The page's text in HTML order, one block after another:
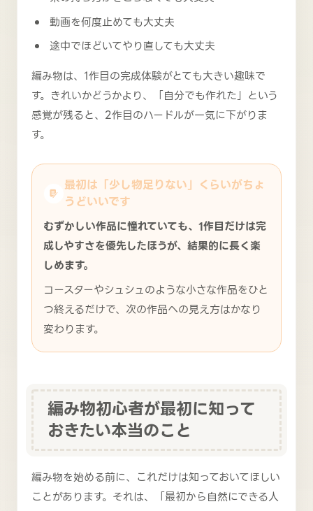
動画を何度止めても大丈夫
途中でほどいてやり直しても大丈夫
編み物は、1作目の完成体験がとても大きい趣味で
す。きれいかどうかより、「自分でも作れた」という
感覚が残ると、2作目のハードルが一気に下がりま
す。
最初は「少し物足りない」くらいがちょ
うどいいです
むずかしい作品に憧れていても、1作目だけは完
成しやすさを優先したほうが、結果的に長く楽
しめます。
コースターやシュシュのような小さな作品をひと
つ終えるだけで、次の作品への見え方はかなり
変わります。
編み物初心者が最初に知って
おきたい本当のこと
編み物を始める前に、これだけは知っておいてほしい
ことがあります。それは、「最初から自然にできる人